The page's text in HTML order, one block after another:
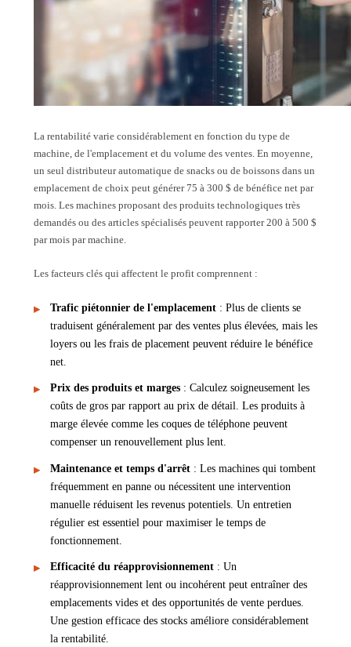
La rentabilité varie considérablement en fonction du type de
machine, de l'emplacement et du volume des ventes. En moyenne,
un seul distributeur automatique de snacks ou de boissons dans un
emplacement de choix peut générer 75 à 300 $ de bénéfice net par
mois. Les machines proposant des produits technologiques très
demandés ou des articles spécialisés peuvent rapporter 200 à 500 $
par mois par machine.
Les facteurs clés qui affectent le profit comprennent :
Trafic piétonnier de l'emplacement : Plus de clients se
traduisent généralement par des ventes plus élevées, mais les
loyers ou les frais de placement peuvent réduire le bénéfice
net.
Prix des produits et marges : Calculez soigneusement les
coûts de gros par rapport au prix de détail. Les produits à
marge élevée comme les coques de téléphone peuvent
compenser un renouvellement plus lent.
Maintenance et temps d'arrêt : Les machines qui tombent
fréquemment en panne ou nécessitent une intervention
manuelle réduisent les revenus potentiels. Un entretien
régulier est essentiel pour maximiser le temps de
fonctionnement.
Efficacité du réapprovisionnement : Un
réapprovisionnement lent ou incohérent peut entraîner des
emplacements vides et des opportunités de vente perdues.
Une gestion efficace des stocks améliore considérablement
la rentabilité.